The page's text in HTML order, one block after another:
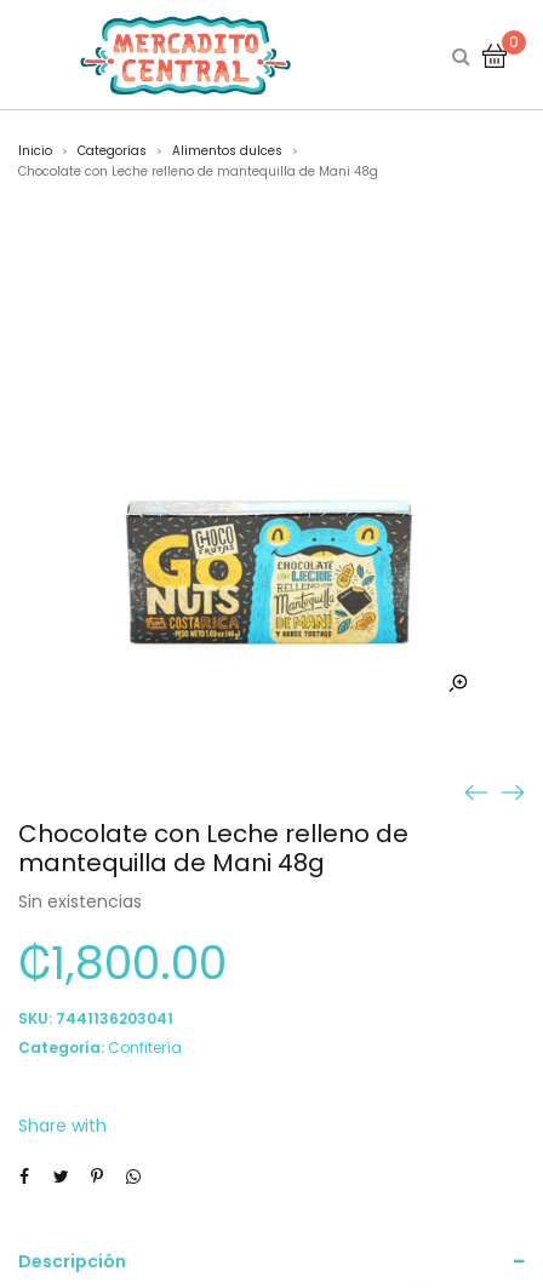
0
Inicio > Categorías > Alimentos dulces >
Chocolate con Leche relleno de mantequilla de Mani 48g
Chocolate con Leche relleno de
mantequilla de Mani 48g
Sin existencias
₡1,800.00
SKU: 7441136203041
Categoría: Confitería
Share with
Descripción